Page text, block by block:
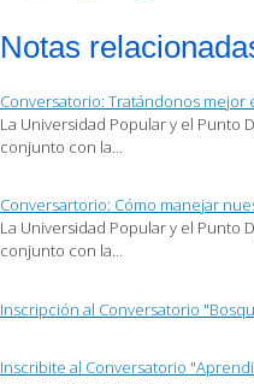
correo
electrónico
amigo
(Se
abre
en
Facebook
(Se
una
ventana
nueva)
en
Twitter
(Se
una
ventana
nueva)
Notas
Conversatorio: Tratándonos mejor
La Universidad Popular y el Punto
conjunto con la…
Conversartorio: Cómo manejar
La Universidad Popular y el Punto
conjunto con la…
Inscripción al Conversatorio
Inscribite al Conversatorio